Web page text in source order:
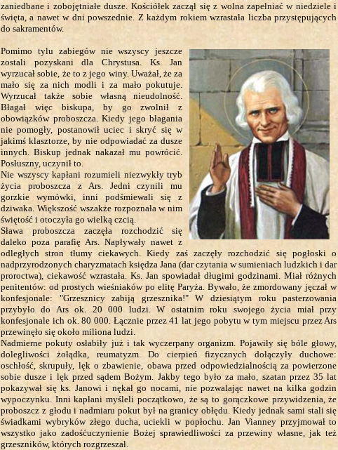
zaniedbane i zobojętniałe dusze. Kościółek zaczął się z wolna zapełniać w niedziele i
święta, a nawet w dni powszednie. Z każdym rokiem wzrastała liczba przystępujących
do sakramentów.
Pomimo tylu zabiegów nie wszyscy jeszcze
zostali pozyskani dla Chrystusa. Ks. Jan
wyrzucał sobie, że to z jego winy. Uważał, że za
mało się za nich modli i za mało pokutuje.
Wyrzucał także sobie własną nieudolność.
Błagał więc biskupa, by go zwolnił z
obowiązków proboszcza. Kiedy jego błagania
nie pomogły, postanowił uciec i skryć się w
jakimś klasztorze, by nie odpowiadać za dusze
innych. Biskup jednak nakazał mu powrócić.
Posłuszny, uczynił to.
Nie wszyscy kapłani rozumieli niezwykły tryb
życia proboszcza z Ars. Jedni czynili mu
gorzkie wymówki, inni podśmiewali się z
dziwaka. Większość wszakże rozpoznała w nim
świętość i otoczyła go wielką czcią.
Sława proboszcza zaczęła rozchodzić się
daleko poza parafię Ars. Napływały nawet z
odległych stron tłumy ciekawych. Kiedy zaś zaczęły rozchodzić się pogłoski o
nadprzyrodzonych charyzmatach księdza Jana (dar czytania w sumieniach ludzkich i dar
proroctwa), ciekawość wzrastała. Ks. Jan spowiadał długimi godzinami. Miał różnych
penitentów: od prostych wieśniaków po elitę Paryża. Bywało, że zmordowany jęczał w
konfesjonale: "Grzesznicy zabiją grzesznika!" W dziesiątym roku pasterzowania
przybyło do Ars ok. 20 000 ludzi. W ostatnim roku swojego życia miał przy
konfesjonale ich ok. 80 000. Łącznie przez 41 lat jego pobytu w tym miejscu przez Ars
przewinęło się około miliona ludzi.
Nadmierne pokuty osłabiły już i tak wyczerpany organizm. Pojawiły się bóle głowy,
dolegliwości żołądka, reumatyzm. Do cierpień fizycznych dołączyły duchowe:
oschłość, skrupuły, lęk o zbawienie, obawa przed odpowiedzialnością za powierzone
sobie dusze i lęk przed sądem Bożym. Jakby tego było za mało, szatan przez 35 lat
pokazywał się ks. Janowi i nękał go nocami, nie pozwalając nawet na kilka godzin
wypoczynku. Inni kapłani myśleli początkowo, że są to gorączkowe przywidzenia, że
proboszcz z głodu i nadmiaru pokut był na granicy obłędu. Kiedy jednak sami stali się
świadkami wybryków złego ducha, uciekli w popłochu. Jan Vianney przyjmował to
wszystko jako zadośćuczynienie Bożej sprawiedliwości za przewiny własne, jak też
grzeszników, których rozgrzeszał.